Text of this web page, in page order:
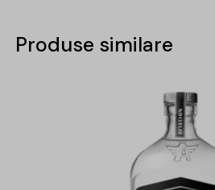
Produse similare